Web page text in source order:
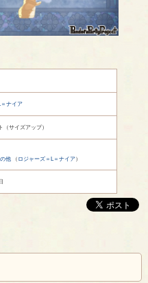
ナイア
（サイズアップ）
他（ ロジャーズ＝L＝ナイア）